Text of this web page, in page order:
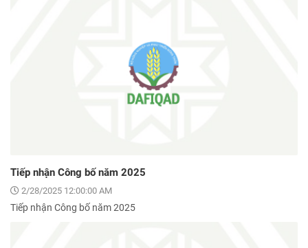
Tiếp nhận Công bố năm 2025
2/28/2025 12:00:00 AM
Tiếp nhận Công bố năm 2025